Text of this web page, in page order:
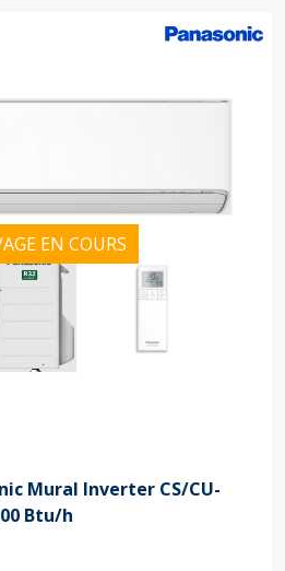
EN COURS
Mural Inverter CS/CU-
Btu/h